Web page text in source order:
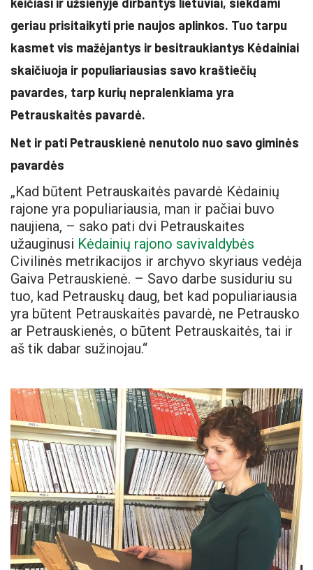
geriau prisitaikyti prie naujos aplinkos. Tuo tarpu
kasmet vis mažėjantys ir besitraukiantys Kėdainiai
skaičiuoja ir populiariausias savo kraštiečių
pavardes, tarp kurių nepralenkiama yra
Petrauskaitės pavardė.
Net ir pati Petrauskienė nenutolo nuo savo giminės
pavardės
„Kad būtent Petrauskaitės pavardė Kėdainių
rajone yra populiariausia, man ir pačiai buvo
naujiena, – sako pati dvi Petrauskaites
užauginusi Kėdainių rajono savivaldybės
Civilinės metrikacijos ir archyvo skyriaus vedėja
Gaiva Petrauskienė. – Savo darbe susiduriu su
tuo, kad Petrauskų daug, bet kad populiariausia
yra būtent Petrauskaitės pavardė, ne Petrausko
ar Petrauskienės, o būtent Petrauskaitės, tai ir
aš tik dabar sužinojau.“